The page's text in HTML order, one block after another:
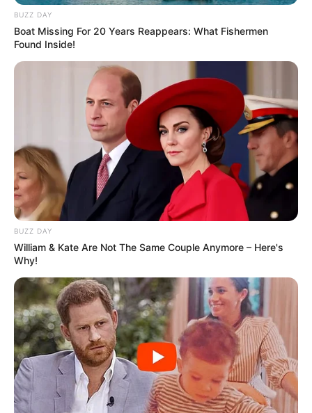
BUZZ DAY
Boat Missing For 20 Years Reappears: What Fishermen
Found Inside!
BUZZ DAY
William & Kate Are Not The Same Couple Anymore – Here's
Why!